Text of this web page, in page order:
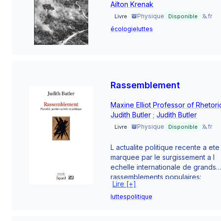
Ailton Krenak
Livre Physique Disponible
fr
écologieluttes
Rassemblement
Maxine Elliot Professor of
Judith Butler ; Judith Butler
Livre Physique Disponible fr
L actualite politique recente a ete
marquee par le surgissement a l
echelle internationale de grands
rassemblements populaires:
Occupy, les Indignes, les
printemps arabes... C est l
Lire [+]
luttespolitique